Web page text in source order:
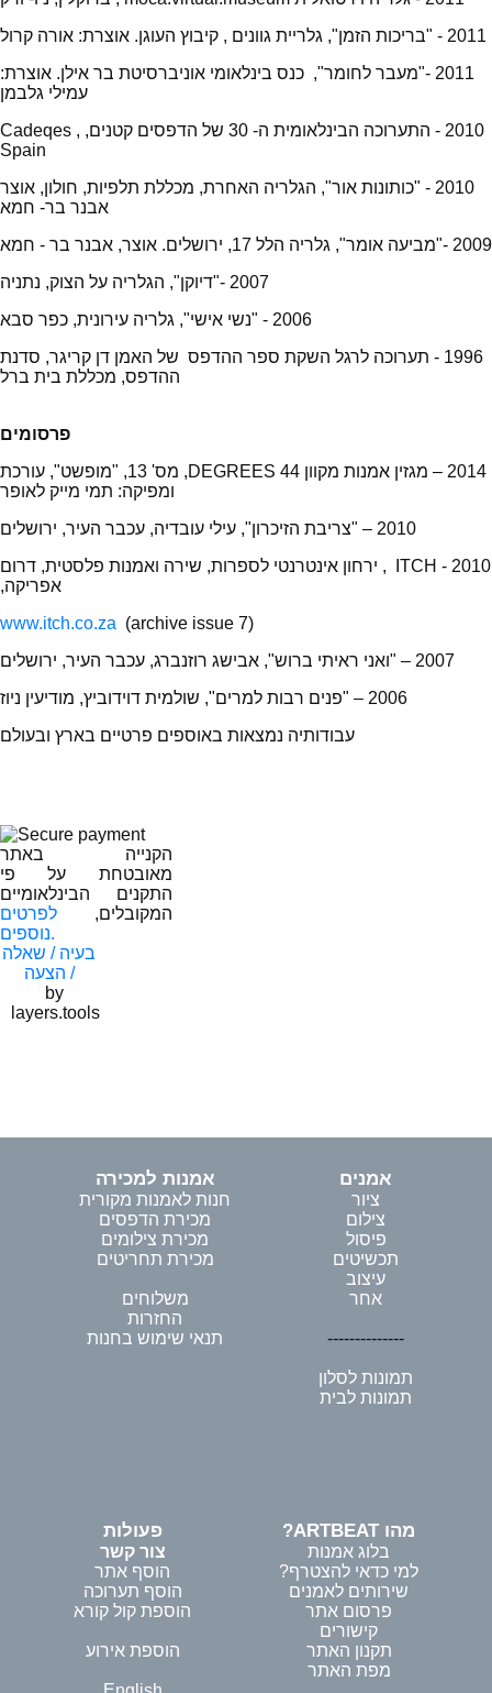
2011 - "בריכות הזמן", גלריית גוונים , קיבוץ העוגן. אוצרת: אורה קרול
2011 -"מעבר לחומר", כנס בינלאומי אוניברסיטת בר אילן. אוצרת:
עמילי גלבמן
2010 - התערוכה הבינלאומית ה- 30 של הדפסים קטנים, Cadeqes ,
Spain
2010 - "כותונות אור", הגלריה האחרת, מכללת תלפיות, חולון, אוצר
אבנר בר- חמא
2009 -"מביעה אומר", גלריה הלל 17, ירושלים. אוצר, אבנר בר - חמא
2007 -"דיוקן", הגלריה על הצוק, נתניה
2006 - "נשי אישי", גלריה עירונית, כפר סבא
1996 - תערוכה לרגל השקת ספר ההדפס של האמן דן קריגר, סדנת
ההדפס, מכללת בית ברל
פרסומים
2014 – מגזין אמנות מקוון 44 DEGREES, מס' 13, "מופשט", עורכת
ומפיקה: תמי מייק לאופר
2010 – "צריבת הזיכרון", עילי עובדיה, עכבר העיר, ירושלים
2010 - ITCH , ירחון אינטרנטי לספרות, שירה ואמנות פלסטית, דרום
אפריקה,
www.itch.co.za (archive issue 7)
2007 – "ואני ראיתי ברוש", אבישג רוזנברג, עכבר העיר, ירושלים
2006 – "פנים רבות למרים", שולמית דוידוביץ, מודיעין ניוז
עבודותיה נמצאות באוספים פרטיים בארץ ובעולם
הקנייה באתר
מאובטחת על פי
התקנים הבינלאומיים
המקובלים, לפרטים
נוספים.
בעיה / שאלה
/ הצעה
by
layers.tools
אמנים
ציור
צילום
פיסול
תכשיטים
עיצוב
אחר
--------------
תמונות לסלון
תמונות לבית
אמנות למכירה
חנות לאמנות מקורית
מכירת הדפסים
מכירת צילומים
מכירת תחריטים
משלוחים
החזרות
תנאי שימוש בחנות
מהו ARTBEAT?
בלוג אמנות
למי כדאי להצטרף?
שירותים לאמנים
פרסום אתר
קישורים
תקנון האתר
מפת האתר
פעולות
צור קשר
הוסף אתר
הוסף תערוכה
הוספת קול קורא
הוספת אירוע